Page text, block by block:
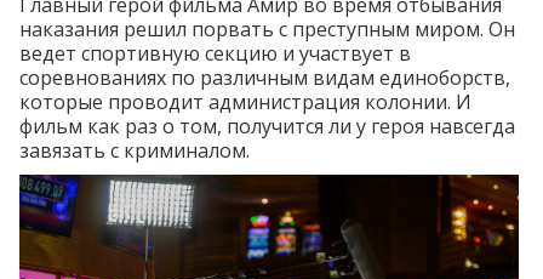
наказания решил порвать с преступным миром. Он
ведет спортивную секцию и участвует в
соревнованиях по различным видам единоборств,
которые проводит администрация колонии. И
фильм как раз о том, получится ли у героя навсегда
завязать с криминалом.